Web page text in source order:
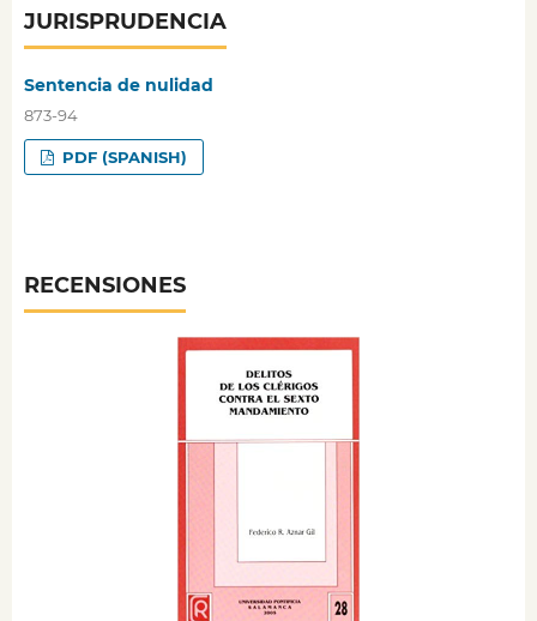
JURISPRUDENCIA
Sentencia de nulidad
873-94
PDF (SPANISH)
RECENSIONES